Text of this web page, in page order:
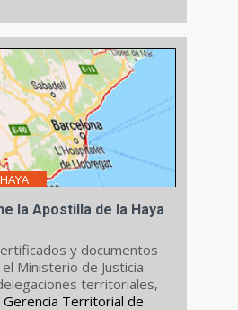
la Apostilla de la Haya
y documentos
Ministerio de Justicia
territoriales,
Gerencia Territorial de